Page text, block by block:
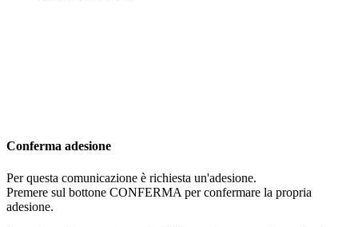
Conferma adesione
Per questa comunicazione è richiesta un'adesione.
Premere sul bottone CONFERMA per confermare la propria
adesione.